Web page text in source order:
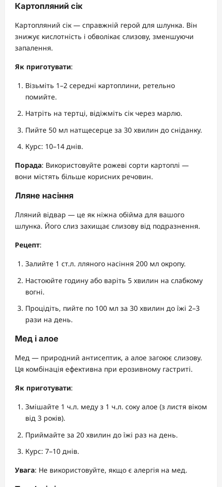
Картопляний сік
Картопляний сік — справжній герой для шлунка. Він
знижує кислотність і обволікає слизову, зменшуючи
запалення.
Як приготувати:
Візьміть 1–2 середні картоплини, ретельно
помийте.
Натріть на тертці, відіжміть сік через марлю.
Пийте 50 мл натщесерце за 30 хвилин до сніданку.
Курс: 10–14 днів.
Порада: Використовуйте рожеві сорти картоплі —
вони містять більше корисних речовин.
Лляне насіння
Лляний відвар — це як ніжна обійма для вашого
шлунка. Його слиз захищає слизову від подразнення.
Рецепт:
Залийте 1 ст.л. лляного насіння 200 мл окропу.
Настоюйте годину або варіть 5 хвилин на слабкому
вогні.
Процідіть, пийте по 100 мл за 30 хвилин до їжі 2–3
рази на день.
Мед і алое
Мед — природний антисептик, а алое загоює слизову.
Ця комбінація ефективна при ерозивному гастриті.
Як приготувати:
Змішайте 1 ч.л. меду з 1 ч.л. соку алое (з листя віком
від 3 років).
Приймайте за 20 хвилин до їжі раз на день.
Курс: 7–10 днів.
Увага: Не використовуйте, якщо є алергія на мед.